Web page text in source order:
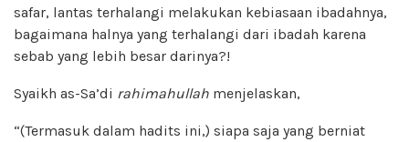
safar, lantas terhalangi melakukan kebiasaan ibadahnya,
bagaimana halnya yang terhalangi dari ibadah karena
sebab yang lebih besar darinya?!
Syaikh as-Sa’di rahimahullah menjelaskan,
“(Termasuk dalam hadits ini,) siapa saja yang berniat